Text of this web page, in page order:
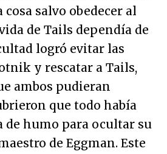
salvo obedecer al
de Tails dependía de
logró evitar las
y rescatar a Tails,
ambos pudieran
que todo había
de humo para ocultar su
de Eggman. Este